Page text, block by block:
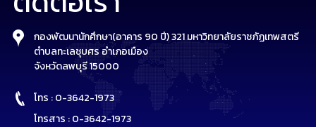
กองพัฒนานักศึกษา(อาคาร 90 ปี) 321 มหาวิทยาลัยราชภัฏเทพสตรี
ตำบลทะเลชุบศร อำเภอเมือง
จังหวัดลพบุรี 15000
โทร : 0-3642-1973
โทรสาร : 0-3642-1973